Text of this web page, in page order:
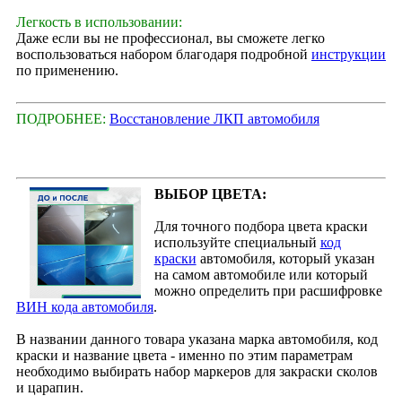
Легкость в использовании:
Даже если вы не профессионал, вы сможете легко
воспользоваться набором благодаря подробной инструкции
по применению.
ПОДРОБНЕЕ: Восстановление ЛКП автомобиля
ВЫБОР ЦВЕТА:
Для точного подбора цвета краски
используйте специальный код
краски автомобиля, который указан
на самом автомобиле или который
можно определить при расшифровке
ВИН кода автомобиля.
В названии данного товара указана марка автомобиля, код
краски и название цвета - именно по этим параметрам
необходимо выбирать набор маркеров для закраски сколов
и царапин.